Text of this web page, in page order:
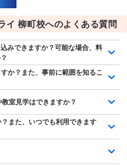
イ 柳町校へのよくある質問
みできますか？可能な場合、料
か？また、事前に範囲を知るこ
室見学はできますか？
また、いつでも利用できます